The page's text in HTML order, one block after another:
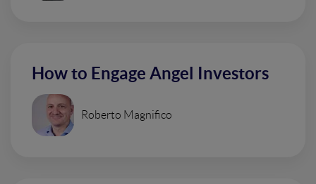
How to Engage Angel Investors
Roberto Magnifico